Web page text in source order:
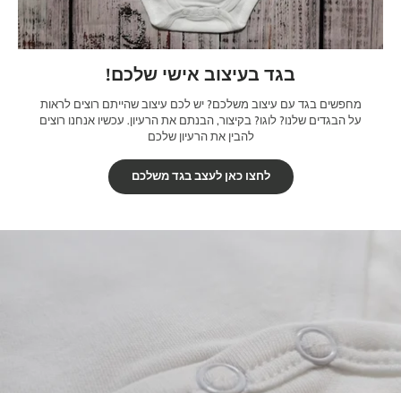
בגד בעיצוב אישי שלכם!
מחפשים בגד עם עיצוב משלכם? יש לכם עיצוב שהייתם רוצים לראות
על הבגדים שלנו? לוגו? בקיצור, הבנתם את הרעיון. עכשיו אנחנו רוצים
להבין את הרעיון שלכם
לחצו כאן לעצב בגד משלכם